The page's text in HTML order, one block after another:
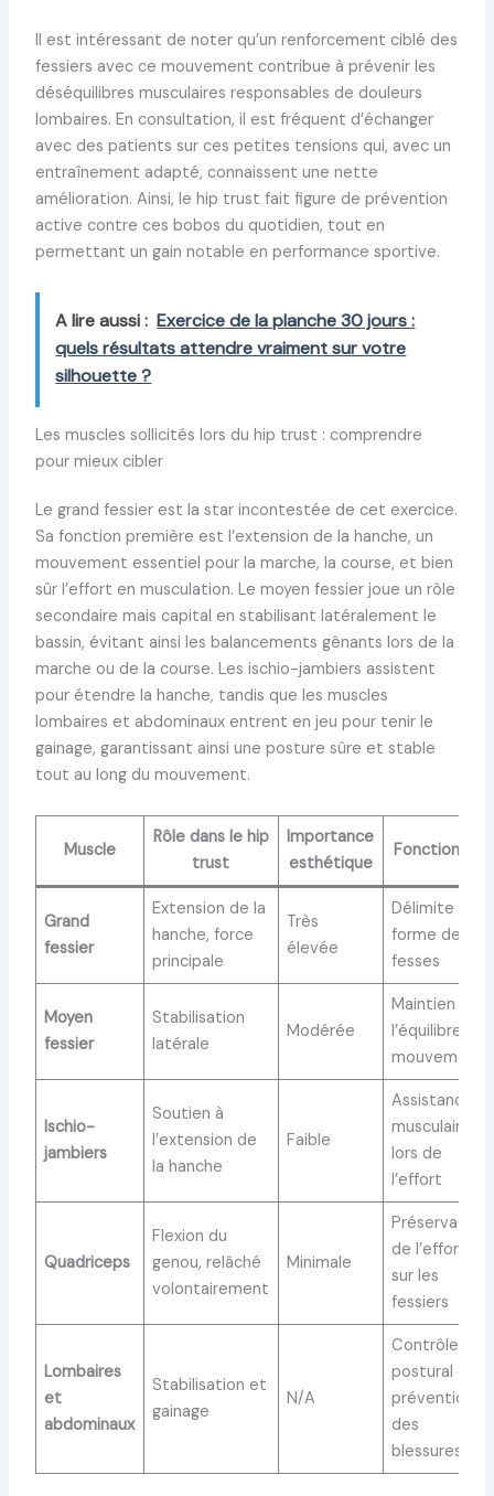
Il est intéressant de noter qu’un renforcement ciblé des
fessiers avec ce mouvement contribue à prévenir les
déséquilibres musculaires responsables de douleurs
lombaires. En consultation, il est fréquent d’échanger
avec des patients sur ces petites tensions qui, avec un
entraînement adapté, connaissent une nette
amélioration. Ainsi, le hip trust fait figure de prévention
active contre ces bobos du quotidien, tout en
permettant un gain notable en performance sportive.
A lire aussi : Exercice de la planche 30 jours :
quels résultats attendre vraiment sur votre
silhouette ?
Les muscles sollicités lors du hip trust : comprendre
pour mieux cibler
Le grand fessier est la star incontestée de cet exercice.
Sa fonction première est l’extension de la hanche, un
mouvement essentiel pour la marche, la course, et bien
sûr l’effort en musculation. Le moyen fessier joue un rôle
secondaire mais capital en stabilisant latéralement le
bassin, évitant ainsi les balancements gênants lors de la
marche ou de la course. Les ischio-jambiers assistent
pour étendre la hanche, tandis que les muscles
lombaires et abdominaux entrent en jeu pour tenir le
gainage, garantissant ainsi une posture sûre et stable
tout au long du mouvement.
Muscle
Rôle dans le hip
trust
Importance
esthétique
Fonction clé
Grand
fessier
Extension de la
hanche, force
principale
Très
élevée
Délimite la
forme des
fesses
Moyen
fessier
Stabilisation
latérale
Modérée
Maintien de
l’équilibre en
mouvement
Ischio-
jambiers
Soutien à
l’extension de
la hanche
Faible
Assistance
musculaire
lors de
l’effort
Quadriceps
Flexion du
genou, relâché
volontairement
Minimale
Préservation
de l’effort
sur les
fessiers
Lombaires
et
abdominaux
Stabilisation et
gainage
N/A
Contrôle
postural et
prévention
des
blessures